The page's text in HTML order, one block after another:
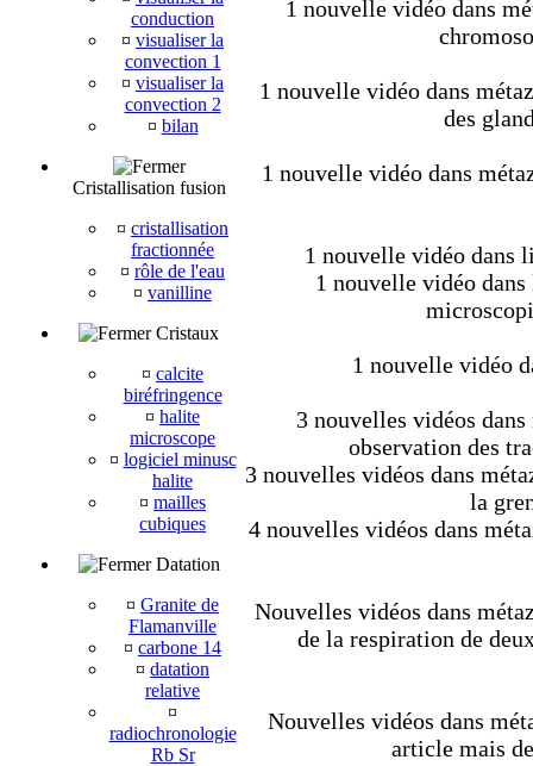
conduction
¤ visualiser la
convection 1
¤ visualiser la
convection 2
¤ bilan
Cristallisation fusion
¤ cristallisation
fractionnée
¤ rôle de l'eau
¤ vanilline
Cristaux
¤ calcite
biréfringence
¤ halite
microscope
¤ logiciel minusc
halite
¤ mailles
cubiques
Datation
¤ Granite de
Flamanville
¤ carbone 14
¤ datation
relative
¤
radiochronologie
Rb Sr
1 nouvelle vidéo dans
1 nouvelle vidéo dans
des
1 nouvelle vidéo dans
1 nouvelle vidéo dans
1 nouvelle vidéo
1 nouvelle vidéo
3 nouvelles vidéos
observation des
3 nouvelles vidéos dans
la
4 nouvelles vidéos dans
Nouvelles vidéos dans
de la respiration de
Nouvelles vidéos dans
article mais